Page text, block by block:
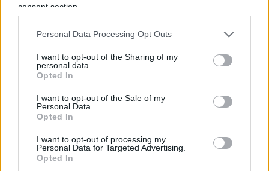
consent section.
Personal Data Processing Opt Outs
I want to opt-out of the Sharing of my
personal data.
Opted In
I want to opt-out of the Sale of my
Personal Data.
Opted In
I want to opt-out of processing my
Personal Data for Targeted Advertising.
Opted In
Continua ascoltando il podcast di Alessandro
Sallusti del 19 ottobre 2022
#BENITO MUSSOLINI
Leggi i commenti